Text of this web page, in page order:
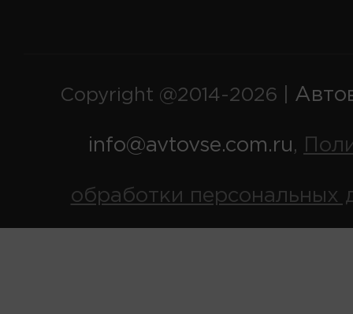
Copyright @2014-2026 |
info@avtovse.com.ru,
обработки персональных